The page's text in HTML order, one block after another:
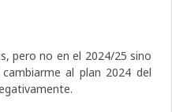
pero no en el 2024/25 sino
al plan 2024 del